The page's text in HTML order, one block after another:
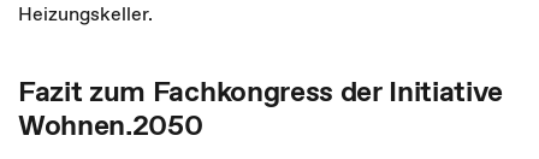
Heizungskeller.
Fazit zum Fachkongress der Initiative
Wohnen.2050